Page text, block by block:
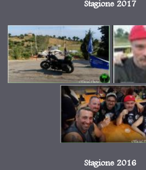
Stagione 2017
Stagione 2016